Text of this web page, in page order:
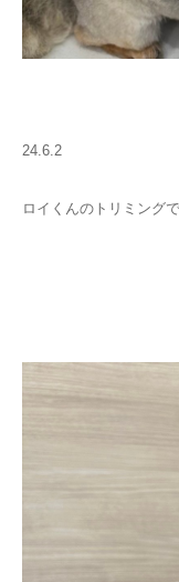
24.6.2
ロイくんのトリミング